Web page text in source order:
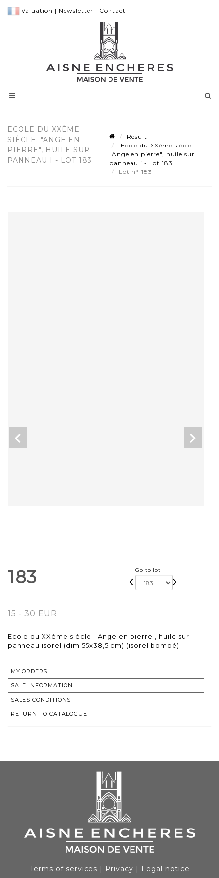
Valuation | Newsletter | Contact
ECOLE DU XXÈME
SIÈCLE. "ANGE EN
PIERRE", HUILE SUR
PANNEAU I - LOT 183
Result
Ecole du XXème siècle.
"Ange en pierre", huile sur
panneau i - Lot 183
Lot n° 183
183 Go to lot
15 - 30 EUR
Ecole du XXème siècle. "Ange en pierre", huile sur
panneau isorel (dim 55x38,5 cm) (isorel bombé).
MY ORDERS
SALE INFORMATION
SALES CONDITIONS
RETURN TO CATALOGUE
Terms of services | Privacy | Legal notice